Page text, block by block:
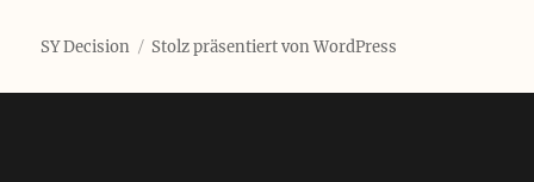
SY Decision Stolz präsentiert von WordPress